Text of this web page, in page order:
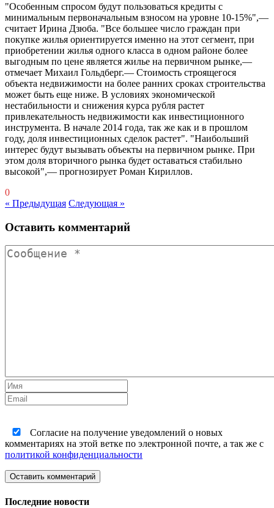
"Особенным спросом будут пользоваться кредиты с
минимальным первоначальным взносом на уровне 10-15%",—
считает Ирина Дзюба. "Все большее число граждан при
покупке жилья ориентируется именно на этот сегмент, при
приобретении жилья одного класса в одном районе более
выгодным по цене является жилье на первичном рынке,—
отмечает Михаил Гольдберг.— Стоимость строящегося
объекта недвижимости на более ранних сроках строительства
может быть еще ниже. В условиях экономической
нестабильности и снижения курса рубля растет
привлекательность недвижимости как инвестиционного
инструмента. В начале 2014 года, так же как и в прошлом
году, доля инвестиционных сделок растет". "Наибольший
интерес будут вызывать объекты на первичном рынке. При
этом доля вторичного рынка будет оставаться стабильно
высокой",— прогнозирует Роман Кириллов.
0
« Предыдущая Следующая »
Оставить комментарий
Согласие на получение уведомлений о новых
комментариях на этой ветке по электронной почте, а так же с
политикой конфиденциальности
Оставить комментарий
Последние новости